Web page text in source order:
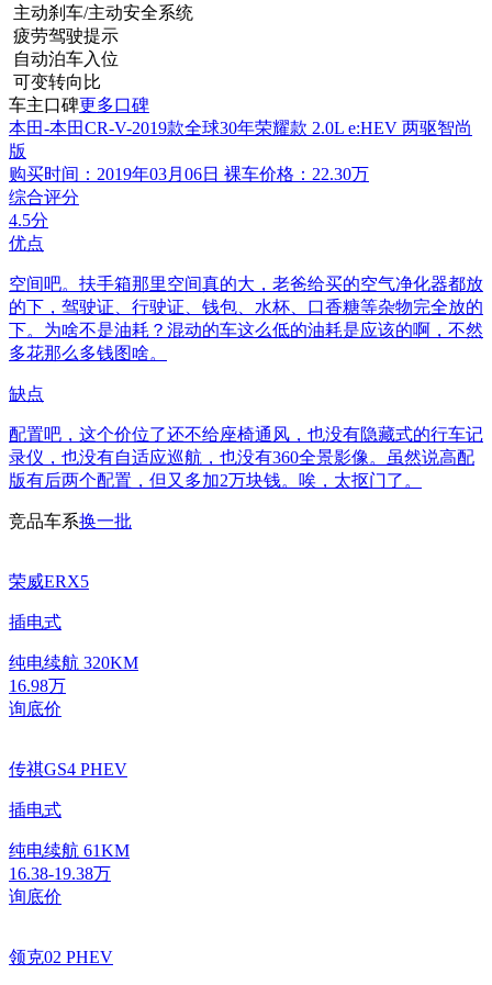
主动刹车/主动安全系统
疲劳驾驶提示
自动泊车入位
可变转向比
车主口碑更多口碑
本田-本田CR-V-2019款全球30年荣耀款 2.0L e:HEV 两驱智尚
版
购买时间：2019年03月06日 裸车价格：22.30万
综合评分
4.5分
优点
空间吧。扶手箱那里空间真的大，老爸给买的空气净化器都放
的下，驾驶证、行驶证、钱包、水杯、口香糖等杂物完全放的
下。为啥不是油耗？混动的车这么低的油耗是应该的啊，不然
多花那么多钱图啥。
缺点
配置吧，这个价位了还不给座椅通风，也没有隐藏式的行车记
录仪，也没有自适应巡航，也没有360全景影像。虽然说高配
版有后两个配置，但又多加2万块钱。唉，太抠门了。
竞品车系换一批
荣威ERX5
插电式
纯电续航 320KM
16.98万
询底价
传祺GS4 PHEV
插电式
纯电续航 61KM
16.38-19.38万
询底价
领克02 PHEV